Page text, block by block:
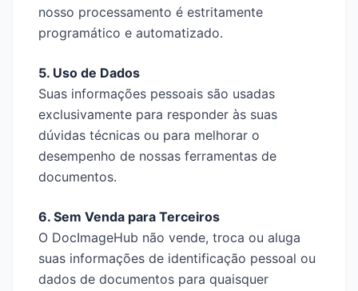
nosso processamento é estritamente
programático e automatizado.
5. Uso de Dados
Suas informações pessoais são usadas
exclusivamente para responder às suas
dúvidas técnicas ou para melhorar o
desempenho de nossas ferramentas de
documentos.
6. Sem Venda para Terceiros
O DocImageHub não vende, troca ou aluga
suas informações de identificação pessoal ou
dados de documentos para quaisquer